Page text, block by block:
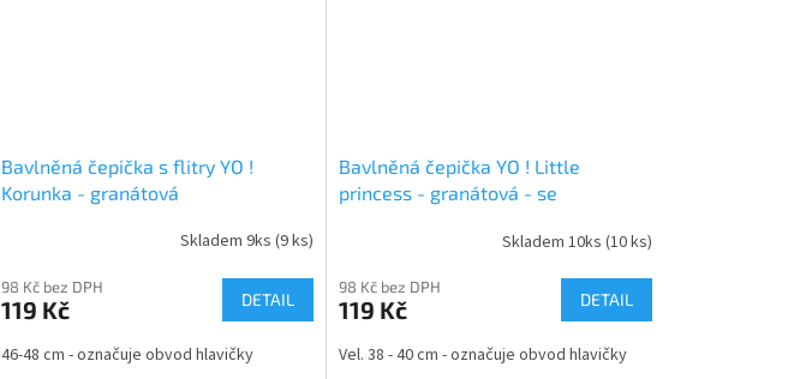
Bavlněná čepička s flitry YO !
Korunka - granátová
Skladem 9ks (9 ks)
98 Kč bez DPH
119 Kč DETAIL
46-48 cm - označuje obvod hlavičky
Bavlněná čepička YO ! Little
princess - granátová - se
Skladem 10ks (10 ks)
98 Kč bez DPH
119 Kč DETAIL
Vel. 38 - 40 cm - označuje obvod hlavičky